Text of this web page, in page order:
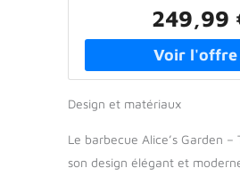
249,99
Design et matériaux
Le barbecue Alice’s Garden
son design élégant et